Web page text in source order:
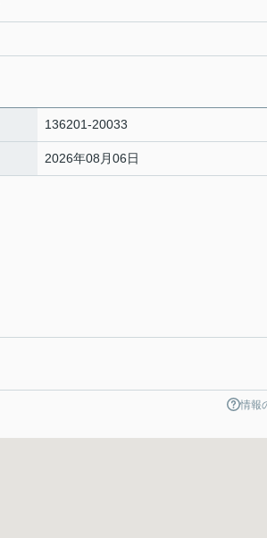
136201-20033
2026年08月06日
情報